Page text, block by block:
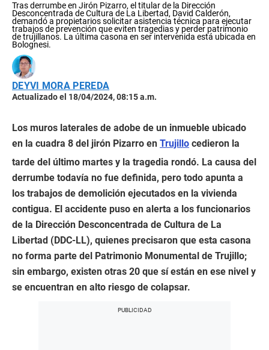
Tras derrumbe en Jirón Pizarro, el titular de la Dirección
Desconcentrada de Cultura de La Libertad, David Calderón,
demandó a propietarios solicitar asistencia técnica para ejecutar
trabajos de prevención que eviten tragedias y perder patrimonio
de trujillanos. La última casona en ser intervenida está ubicada en
Bolognesi.
DEYVI MORA PEREDA
Actualizado el 18/04/2024, 08:15 a.m.
Los muros laterales de adobe de un inmueble ubicado
en la cuadra 8 del jirón Pizarro en Trujillo cedieron la
tarde del último martes y la tragedia rondó. La causa del
derrumbe todavía no fue definida, pero todo apunta a
los trabajos de demolición ejecutados en la vivienda
contigua. El accidente puso en alerta a los funcionarios
de la Dirección Desconcentrada de Cultura de La
Libertad (DDC-LL), quienes precisaron que esta casona
no forma parte del Patrimonio Monumental de Trujillo;
sin embargo, existen otras 20 que sí están en ese nivel y
se encuentran en alto riesgo de colapsar.